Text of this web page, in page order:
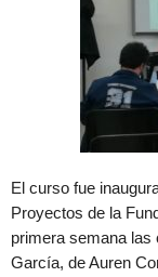
El curso fue
Proyectos de la
primera semana
García, de Auren